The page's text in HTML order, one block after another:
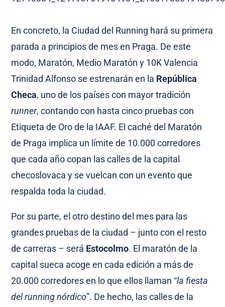
En concreto, la Ciudad del Running hará su primera
parada a principios de mes en Praga. De este
modo, Maratón, Medio Maratón y 10K Valencia
Trinidad Alfonso se estrenarán en la República
Checa, uno de los países con mayor tradición
runner, contando con hasta cinco pruebas con
Etiqueta de Oro de la IAAF. El caché del Maratón
de Praga implica un límite de 10.000 corredores
que cada año copan las calles de la capital
checoslovaca y se vuelcan con un evento que
respalda toda la ciudad.
Por su parte, el otro destino del mes para las
grandes pruebas de la ciudad – junto con el resto
de carreras – será Estocolmo. El maratón de la
capital sueca acoge en cada edición a más de
20.000 corredores en lo que ellos llaman “la fiesta
del running nórdico”. De hecho, las calles de la